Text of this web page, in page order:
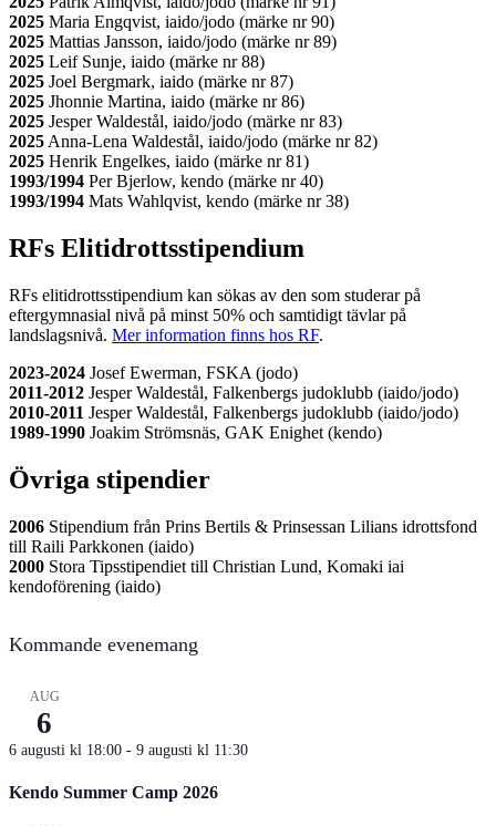
2025 Maria Engqvist, iaido/jodo (märke nr 90)
2025 Mattias Jansson, iaido/jodo (märke nr 89)
2025 Leif Sunje, iaido (märke nr 88)
2025 Joel Bergmark, iaido (märke nr 87)
2025 Jhonnie Martina, iaido (märke nr 86)
2025 Jesper Waldestål, iaido/jodo (märke nr 83)
2025 Anna-Lena Waldestål, iaido/jodo (märke nr 82)
2025 Henrik Engelkes, iaido (märke nr 81)
1993/1994 Per Bjerlow, kendo (märke nr 40)
1993/1994 Mats Wahlqvist, kendo (märke nr 38)
RFs Elitidrottsstipendium
RFs elitidrottsstipendium kan sökas av den som studerar på
eftergymnasial nivå på minst 50% och samtidigt tävlar på
landslagsnivå. Mer information finns hos RF.
2023-2024 Josef Ewerman, FSKA (jodo)
2011-2012 Jesper Waldestål, Falkenbergs judoklubb (iaido/jodo)
2010-2011 Jesper Waldestål, Falkenbergs judoklubb (iaido/jodo)
1989-1990 Joakim Strömsnäs, GAK Enighet (kendo)
Övriga stipendier
2006 Stipendium från Prins Bertils & Prinsessan Lilians idrottsfond
till Raili Parkkonen (iaido)
2000 Stora Tipsstipendiet till Christian Lund, Komaki iai
kendoförening (iaido)
Kommande evenemang
AUG
6
6 augusti kl 18:00 - 9 augusti kl 11:30
Kendo Summer Camp 2026